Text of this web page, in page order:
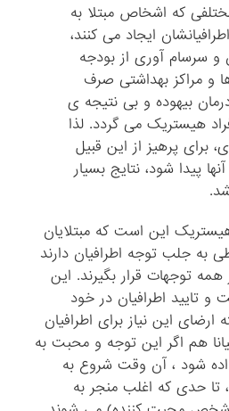
که اشخاص مبتلا به
ایجاد می کنند،
و سرسام آوری از بودجه
و مراکز بهداشتی صرف
بیهوده و بی نتیجه ی
هیستریک می گردد. لذا
برای پرهیز از این قبیل
پیدا شود، نتایج بسیار
هیستریک این است که مبتلایان
به جلب توجه اطرافیان دارند
توجهات قرار بگیرند. این
و تایید اطرافیان در خود
این نیاز برای اطرافیان
هم اگر این توجه و محبت به
شود ، آن وقت شروع به
تا حدی که اغلب منجر به